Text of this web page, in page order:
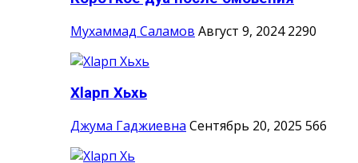
Мухаммад Саламов Август 9, 2024 2290
Хlарп Хьхь
Джума Гаджиевна Сентябрь 20, 2025 566